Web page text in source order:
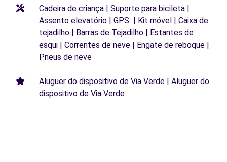
Cadeira de criança | Suporte para bicileta |
Assento elevatório | GPS | Kit móvel | Caixa de
tejadilho | Barras de Tejadilho | Estantes de
esqui | Correntes de neve | Engate de reboque |
Pneus de neve
Aluguer do dispositivo de Via Verde | Aluguer do
dispositivo de Via Verde